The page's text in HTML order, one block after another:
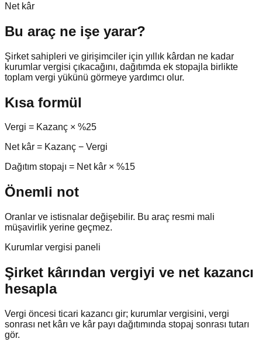
Net kâr
Bu araç ne işe yarar?
Şirket sahipleri ve girişimciler için yıllık kârdan ne kadar
kurumlar vergisi çıkacağını, dağıtımda ek stopajla birlikte
toplam vergi yükünü görmeye yardımcı olur.
Kısa formül
Vergi = Kazanç × %25
Net kâr = Kazanç − Vergi
Dağıtım stopajı = Net kâr × %15
Önemli not
Oranlar ve istisnalar değişebilir. Bu araç resmi mali
müşavirlik yerine geçmez.
Kurumlar vergisi paneli
Şirket kârından vergiyi ve net kazancı
hesapla
Vergi öncesi ticari kazancı gir; kurumlar vergisini, vergi
sonrası net kârı ve kâr payı dağıtımında stopaj sonrası tutarı
gör.